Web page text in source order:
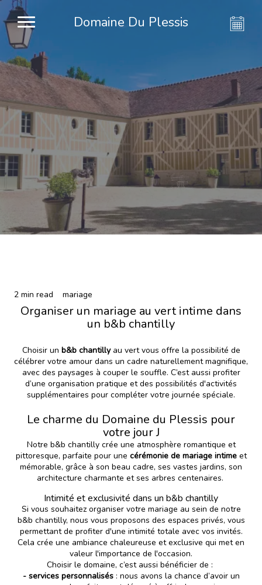
Domaine Du Plessis
2 min read mariage
Organiser un mariage au vert intime dans
un b&b chantilly
Choisir un b&b chantilly au vert vous offre la possibilité de
célébrer votre amour dans un cadre naturellement magnifique,
avec des paysages à couper le souffle. C’est aussi profiter
d’une organisation pratique et des possibilités d'activités
supplémentaires pour compléter votre journée spéciale.
Le charme du Domaine du Plessis pour
votre jour J
Notre b&b chantilly crée une atmosphère romantique et
pittoresque, parfaite pour une cérémonie de mariage intimeet
mémorable, grâce à son beau cadre, ses vastes jardins, son
architecture charmante et ses arbres centenaires.
Intimité et exclusivité dans un b&b chantilly
Si vous souhaitez organiser votre mariage au sein de notre
b&b chantilly, nous vous proposons des espaces privés, vous
permettant de profiter d'une intimité totale avec vos invités.
Cela crée une ambiance chaleureuse et exclusive qui met en
valeur l'importance de l'occasion.
Choisir le domaine, c’est aussi bénéficier de :
- services personnalisés: nous avons la chance d’avoir un